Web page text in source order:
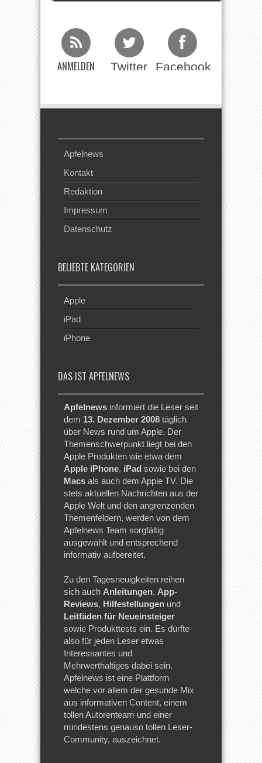
ANMELDEN Twitter Facebook
Apfelnews
Kontakt
Redaktion
Impressum
Datenschutz
BELIEBTE KATEGORIEN
Apple
iPad
iPhone
DAS IST APFELNEWS
Apfelnews informiert die Leser seit
dem 13. Dezember 2008 täglich
über News rund um Apple. Der
Themenschwerpunkt liegt bei den
Apple Produkten wie etwa dem
Apple iPhone, iPad sowie bei den
Macs als auch dem Apple TV. Die
stets aktuellen Nachrichten aus der
Apple Welt und den angrenzenden
Themenfeldern, werden von dem
Apfelnews Team sorgfältig
ausgewählt und entsprechend
informativ aufbereitet.
Zu den Tagesneuigkeiten reihen
sich auch Anleitungen, App-
Reviews, Hilfestellungen und
Leitfäden für Neueinsteiger
sowie Produkttests ein. Es dürfte
also für jeden Leser etwas
Interessantes und
Mehrwerthaltiges dabei sein.
Apfelnews ist eine Plattform
welche vor allem der gesunde Mix
aus informativen Content, einem
tollen Autorenteam und einer
mindestens genauso tollen Leser-
Community, auszeichnet.